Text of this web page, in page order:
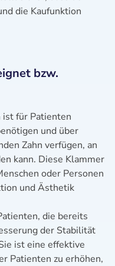
die Kaufunktion
bzw.
ist für Patienten
und über
Zahn verfügen, an
kann. Diese Klammer
oder Personen
und Ästhetik
die bereits
der Stabilität
ist eine effektive
Patienten zu erhöhen,